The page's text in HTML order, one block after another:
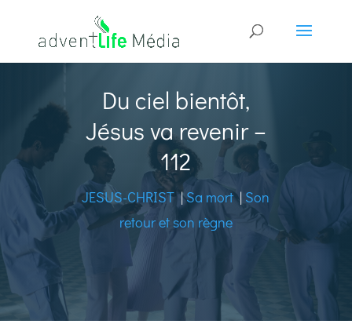
Du ciel bientôt,
Jésus va revenir –
112
JESUS-CHRIST|Sa mort| Son
retour et son règne